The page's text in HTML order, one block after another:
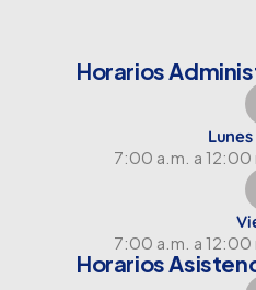
Horarios
7:00 a.m. a 12:00
7:00 a.m. a 12:00
Horarios